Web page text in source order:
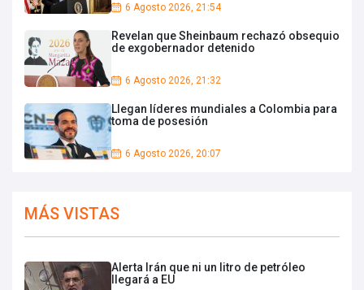
6 Agosto 2026, 21:54
Revelan que Sheinbaum rechazó obsequio
de exgobernador detenido
6 Agosto 2026, 21:32
Llegan líderes mundiales a Colombia para
toma de posesión
6 Agosto 2026, 20:07
MÁS VISTAS
Alerta Irán que ni un litro de petróleo
llegará a EU